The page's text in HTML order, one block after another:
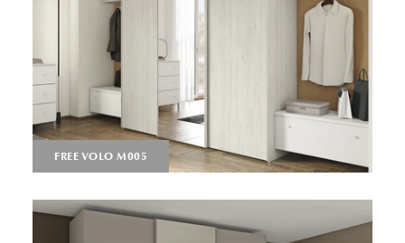
FREE VOLO M005